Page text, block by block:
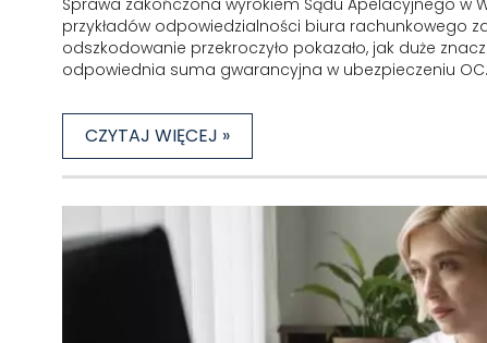
Sprawa zakończona wyrokiem Sądu Apelacyjnego w
przykładów odpowiedzialności biura rachunkowego
odszkodowanie przekroczyło pokazało, jak duże
odpowiednia suma gwarancyjna w ubezpieczeniu OC.
CZYTAJ WIĘCEJ »